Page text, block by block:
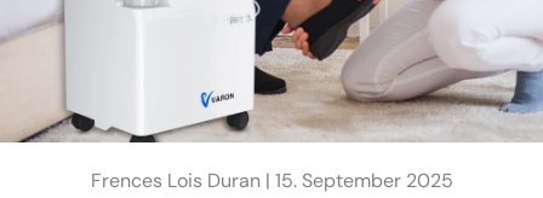
Frences Lois Duran | 15. September 2025